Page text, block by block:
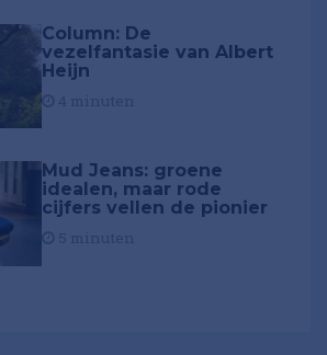
Column: De
vezelfantasie van Albert
Heijn
Mud Jeans: groene
idealen, maar rode
cijfers vellen de pionier